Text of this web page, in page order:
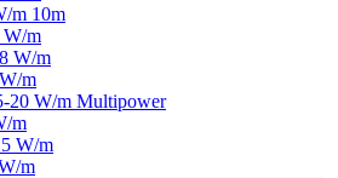
m 10m
W/m
W/m
m
20 W/m Multipower
m
W/m
m